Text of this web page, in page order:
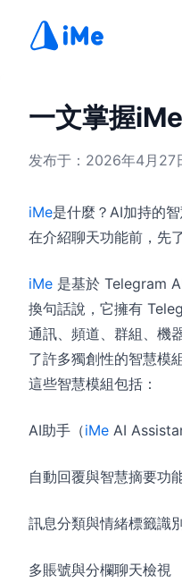
一文掌握
发布于：2026年4月27
iMe是什麼？AI加持的
在介紹聊天功能前，先
iMe 是基於 Telegram
換句話說，它擁有
通訊、頻道、群組、機
了許多獨創性的智慧模組
這些智慧模組包括：
AI助手（iMe AI
自動回覆與智慧摘要功
訊息分類與情緒標籤識
多賬號與分欄聊天檢視